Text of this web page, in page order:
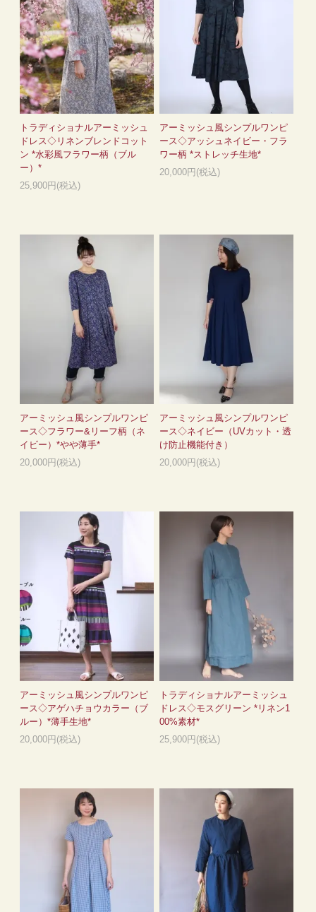
トラディショナルアーミッシュ
ドレス◇リネンブレンドコット
ン *水彩風フラワー柄（ブル
ー）*
25,900円(税込)
アーミッシュ風シンプルワンピ
ース◇アッシュネイビー・フラ
ワー柄 *ストレッチ生地*
20,000円(税込)
アーミッシュ風シンプルワンピ
ース◇フラワー&リーフ柄（ネ
イビー）*やや薄手*
20,000円(税込)
アーミッシュ風シンプルワンピ
ース◇ネイビー（UVカット・透
け防止機能付き）
20,000円(税込)
アーミッシュ風シンプルワンピ
ース◇アゲハチョウカラー（ブ
ルー）*薄手生地*
20,000円(税込)
トラディショナルアーミッシュ
ドレス◇モスグリーン *リネン1
00%素材*
25,900円(税込)